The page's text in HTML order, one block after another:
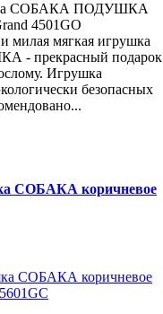
СОБАКА ПОДУШКА
4501GO
милая мягкая игрушка
- прекрасный подарок
Игрушка
безопасных
СОБАКА коричневое